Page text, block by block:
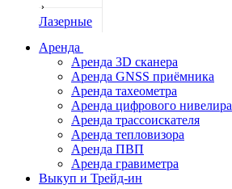
Лазерные
Нивелиры
Теодолиты
Трассоискатели
Неразрушающий
контроль
Аксессуары
Аренда
Аренда 3D сканера
Аренда GNSS приёмника
Аренда тахеометра
Аренда цифрового нивелира
Аренда трассоискателя
Аренда тепловизора
Аренда ПВП
Аренда гравиметра
Выкуп и Трейд-ин